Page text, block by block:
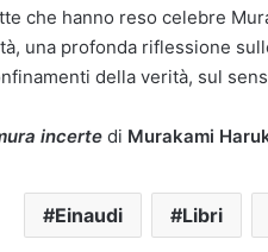
che hanno reso celebre
una profonda riflessione
della verità, sul
incerte di Murakami
Einaudi Libri